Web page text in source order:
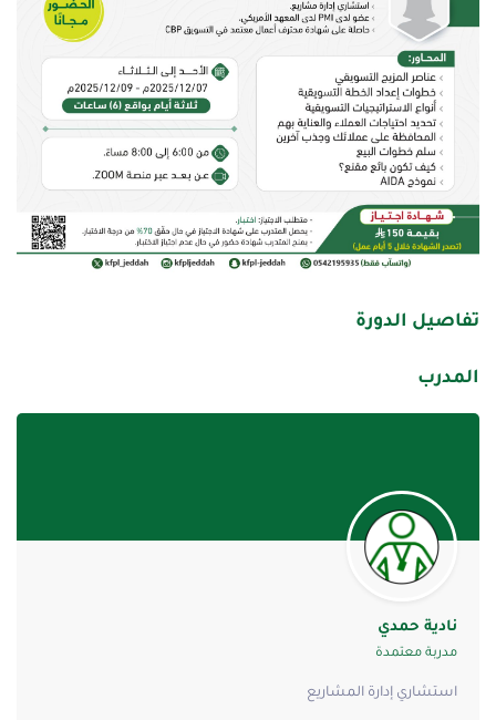
تفاصيل الدورة
المدرب
نادية حمدي
مدربة معتمدة
استشاري إدارة المشاريع